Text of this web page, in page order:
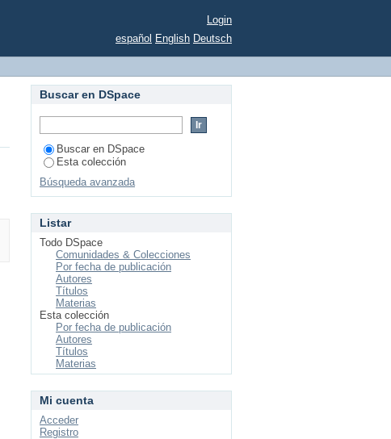
Login
español English Deutsch
Buscar en DSpace
Buscar en DSpace
Esta colección
Búsqueda avanzada
Listar
Todo DSpace
Comunidades & Colecciones
Por fecha de publicación
Autores
Títulos
Materias
Esta colección
Por fecha de publicación
Autores
Títulos
Materias
Mi cuenta
Acceder
Registro